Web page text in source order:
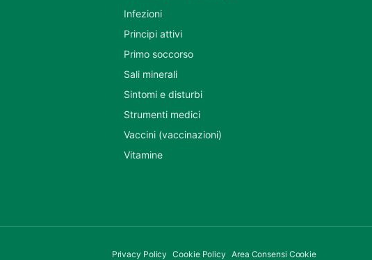
Infezioni
Principi attivi
Primo soccorso
Sali minerali
Sintomi e disturbi
Strumenti medici
Vaccini (vaccinazioni)
Vitamine
Privacy Policy Cookie Policy Area Consensi Cookie